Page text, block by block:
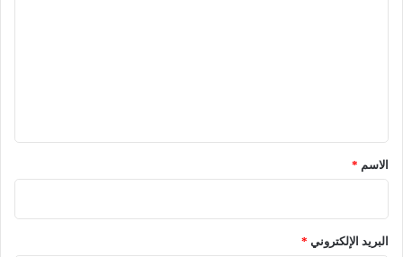
*الاسم *
البريد الإلكتروني *